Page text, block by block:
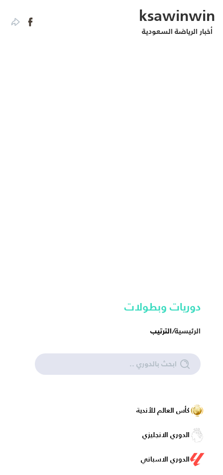
ksawinwin
أخبار الرياضة السعودية
دوريات وبطولات
الرئيسية/الترتيب
كأس العالم للأندية
الدوري الانجليزي
الدوري الاسباني